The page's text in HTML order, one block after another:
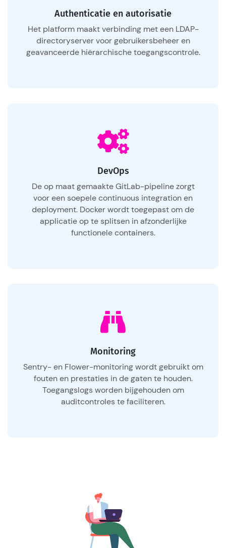
Authenticatie en autorisatie
Het platform maakt verbinding met een LDAP-
directoryserver voor gebruikersbeheer en
geavanceerde hiërarchische toegangscontrole.
DevOps
De op maat gemaakte GitLab-pipeline zorgt
voor een soepele continuous integration en
deployment. Docker wordt toegepast om de
applicatie op te splitsen in afzonderlijke
functionele containers.
Monitoring
Sentry- en Flower-monitoring wordt gebruikt om
fouten en prestaties in de gaten te houden.
Toegangslogs worden bijgehouden om
auditcontroles te faciliteren.